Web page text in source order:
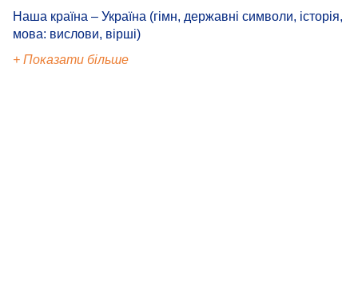
Наша країна – Україна (гімн, державні символи, історія,
мова: вислови, вірші)
+ Показати більше